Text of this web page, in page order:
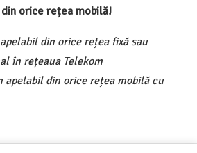
orice rețea mobilă!
din orice rețea fixă sau
în rețeaua Telekom
din orice rețea mobilă cu